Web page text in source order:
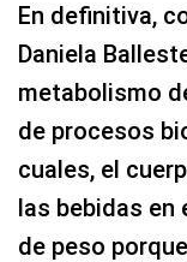
En definitiva,
Daniela
metabolismo
de procesos
cuales, el
las bebidas en
de peso